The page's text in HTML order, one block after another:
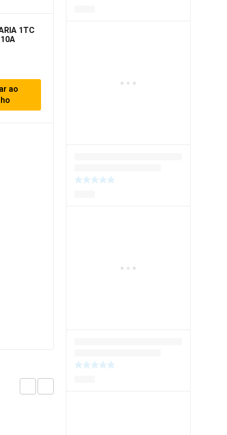
1TC
ao